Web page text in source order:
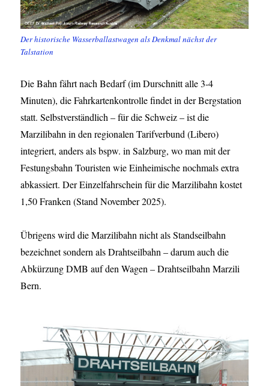
Der historische Wasserballastwagen als Denkmal nächst der
Talstation
Die Bahn fährt nach Bedarf (im Durschnitt alle 3-4
Minuten), die Fahrkartenkontrolle findet in der Bergstation
statt. Selbstverständlich – für die Schweiz – ist die
Marzilibahn in den regionalen Tarifverbund (Libero)
integriert, anders als bspw. in Salzburg, wo man mit der
Festungsbahn Touristen wie Einheimische nochmals extra
abkassiert. Der Einzelfahrschein für die Marzilibahn kostet
1,50 Franken (Stand November 2025).
Übrigens wird die Marzilibahn nicht als Standseilbahn
bezeichnet sondern als Drahtseilbahn – darum auch die
Abkürzung DMB auf den Wagen – Drahtseilbahn Marzili
Bern.